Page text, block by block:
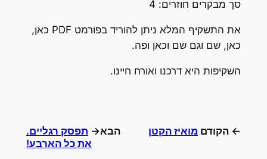
סך מבקרים חוזרים: 4
את התשקיף המלא ניתן להוריד בפורמט PDF כאן,
כאן, שם וגם שם וכאן ופה.
השקיפות היא דרכנו ואורח חיינו.
← הקודם מואיז הקטן הבא→ תפסק רגליים.
את כל הארבע!